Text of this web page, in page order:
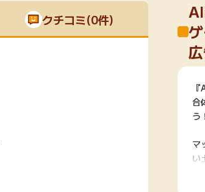
クチコミ(0件)
合
う
マ
い